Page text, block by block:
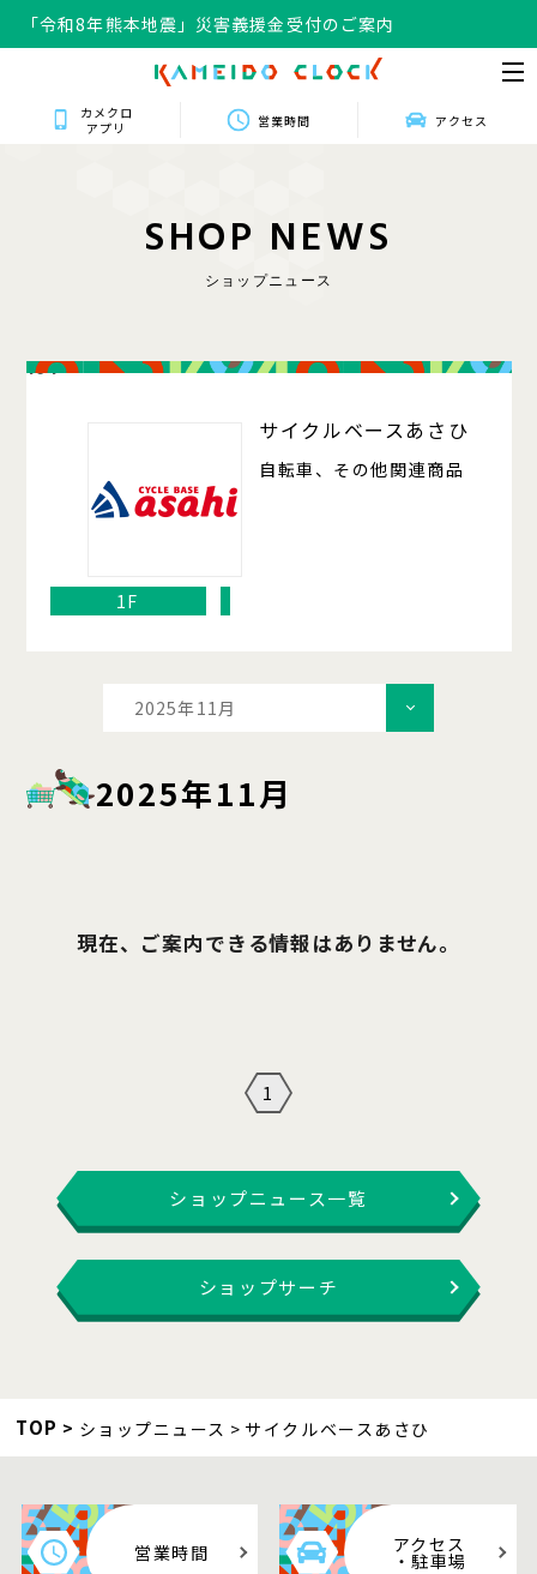
「令和8年熊本地震」災害義援金受付のご案内
カメクロ
アプリ
営業時間 アクセス
SHOP NEWS
ショップニュース
104
サイクルベースあさひ
自転車、その他関連商品
1F
2025年11月
2025年11月
現在、ご案内できる情報はありません。
1
ショップニュース一覧
ショップサーチ
TOP ショップニュース サイクルベースあさひ
営業時間 アクセス
・駐車場